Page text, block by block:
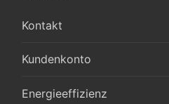
Kontakt
Kundenkonto
Energieeffizienz